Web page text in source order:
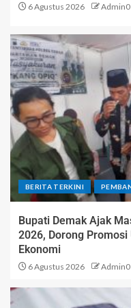
6 Agustus 2026
BERITA TERKINI
Bupati Demak Ajak
2026, Dorong
Ekonomi
6 Agustus 2026